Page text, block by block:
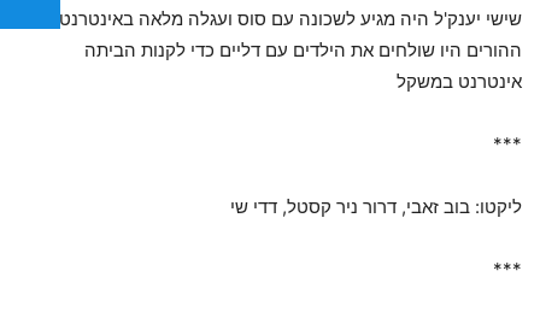
שישי יענק'ל היה מגיע לשכונה עם סוס ועגלה מלאה באינטרנט וכל
ההורים היו שולחים את הילדים עם דליים כדי לקנות הביתה
אינטרנט במשקל
***
ליקטו: בוב זאבי, דרור ניר קסטל, דדי שי
***